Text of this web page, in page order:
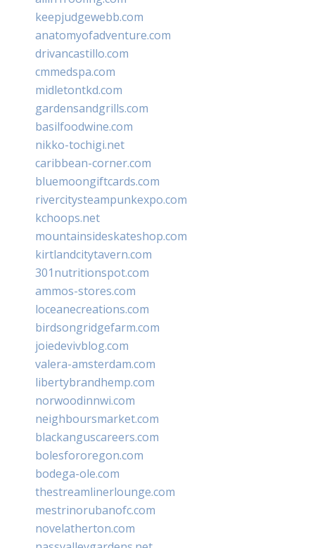
keepjudgewebb.com
anatomyofadventure.com
drivancastillo.com
cmmedspa.com
midletontkd.com
gardensandgrills.com
basilfoodwine.com
nikko-tochigi.net
caribbean-corner.com
bluemoongiftcards.com
rivercitysteampunkexpo.com
kchoops.net
mountainsideskateshop.com
kirtlandcitytavern.com
301nutritionspot.com
ammos-stores.com
loceanecreations.com
birdsongridgefarm.com
joiedevivblog.com
valera-amsterdam.com
libertybrandhemp.com
norwoodinnwi.com
neighboursmarket.com
blackanguscareers.com
bolesfororegon.com
bodega-ole.com
thestreamlinerlounge.com
mestrinorubanofc.com
novelatherton.com